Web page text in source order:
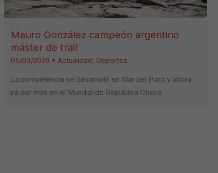
Mauro González campeón argentino
máster de trail
05/03/2026 •Actualidad, Deportes
La competencia se desarrolló en Mar del Plata y ahora
irá por más en el Mundial de República Checa